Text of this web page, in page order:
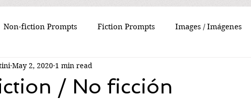
Non-fiction Prompts Fiction Prompts Images / Imágenes
/ No ficción
May 2, 2020 1 min read